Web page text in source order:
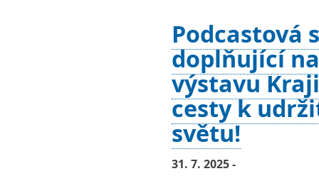
Podcastová
doplňující
výstavu
cesty k
světu!
31. 7. 2025 -